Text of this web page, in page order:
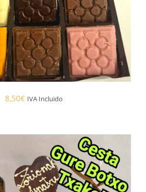
8,50€ IVA Incluido